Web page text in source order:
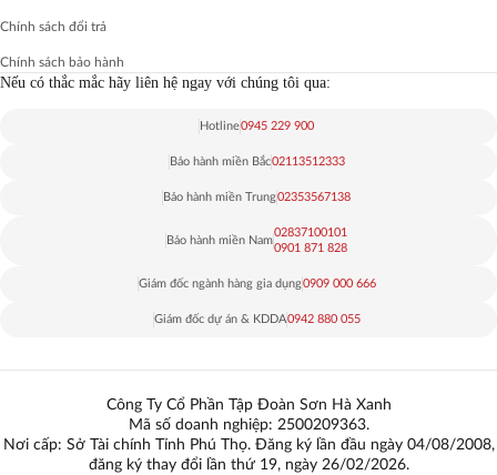
Chính sách đổi trả
Chính sách bảo hành
Nếu có thắc mắc hãy liên hệ ngay với chúng tôi qua:
Hotline0945 229 900
Bảo hành miền Bắc02113512333
Bảo hành miền Trung02353567138
Bảo hành miền Nam
02837100101
0901 871 828
Giám đốc ngành hàng gia dụng0909 000 666
Giám đốc dự án & KDDA0942 880 055
Công Ty Cổ Phần Tập Đoàn Sơn Hà Xanh
Mã số doanh nghiệp: 2500209363.
Nơi cấp: Sở Tài chính Tỉnh Phú Thọ. Đăng ký lần đầu ngày 04/08/2008,
đăng ký thay đổi lần thứ 19, ngày 26/02/2026.